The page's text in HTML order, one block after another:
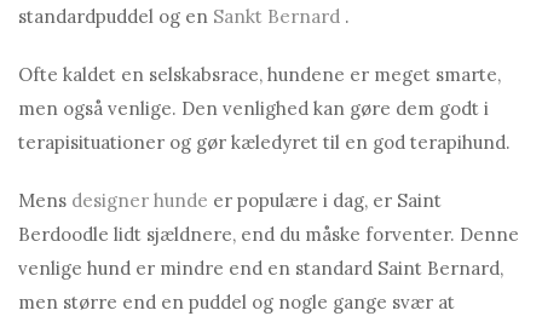
standardpuddel og en Sankt Bernard .
Ofte kaldet en selskabsrace, hundene er meget smarte,
men også venlige. Den venlighed kan gøre dem godt i
terapisituationer og gør kæledyret til en god terapihund.
Mens designer hunde er populære i dag, er Saint
Berdoodle lidt sjældnere, end du måske forventer. Denne
venlige hund er mindre end en standard Saint Bernard,
men større end en puddel og nogle gange svær at